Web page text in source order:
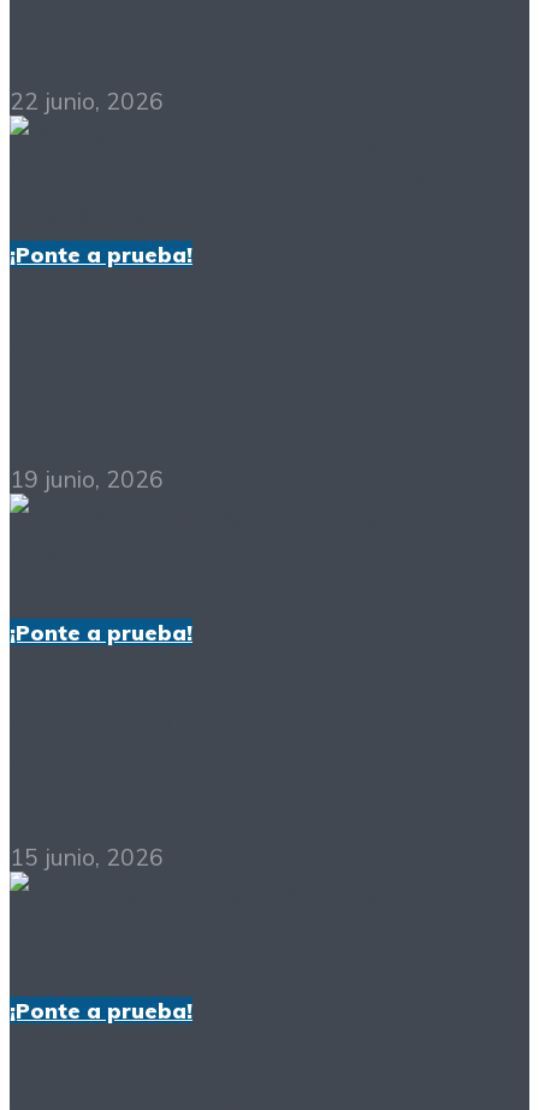
22 junio, 2026
¡Ponte a prueba!
19 junio, 2026
¡Ponte a prueba!
15 junio, 2026
¡Ponte a prueba!